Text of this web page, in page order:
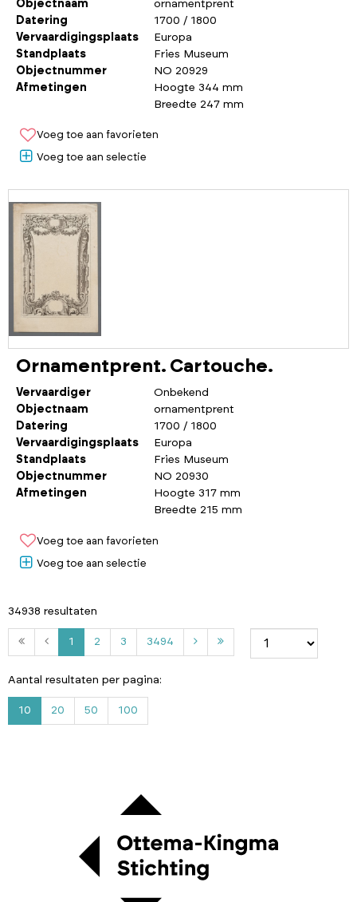
Objectnaam
ornamentprent
Datering
1700 / 1800
Vervaardigingsplaats
Europa
Standplaats
Fries Museum
Objectnummer
NO 20929
Afmetingen
Hoogte 344 mm
Breedte 247 mm
Voeg toe aan favorieten
Voeg toe aan selectie
Ornamentprent. Cartouche.
Vervaardiger
Onbekend
Objectnaam
ornamentprent
Datering
1700 / 1800
Vervaardigingsplaats
Europa
Standplaats
Fries Museum
Objectnummer
NO 20930
Afmetingen
Hoogte 317 mm
Breedte 215 mm
Voeg toe aan favorieten
Voeg toe aan selectie
34938 resultaten
1 2 3 3494
4
Aantal resultaten per pagina:
10 20 50 100